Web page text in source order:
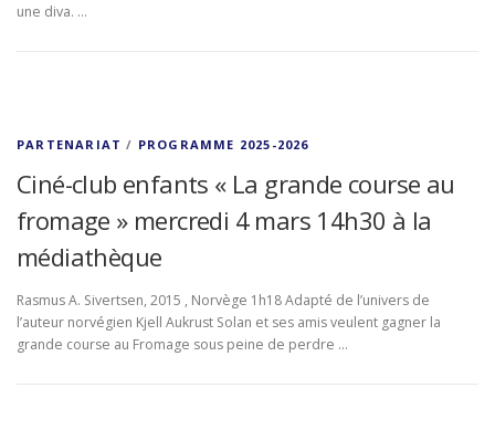
une diva. …
PARTENARIAT / PROGRAMME 2025-2026
Ciné-club enfants « La grande course au
fromage » mercredi 4 mars 14h30 à la
médiathèque
Rasmus A. Sivertsen, 2015 , Norvège 1h18 Adapté de l’univers de
l’auteur norvégien Kjell Aukrust Solan et ses amis veulent gagner la
grande course au Fromage sous peine de perdre …